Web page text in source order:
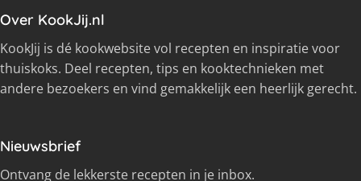
Over KookJij.nl
KookJij is dé kookwebsite vol recepten en inspiratie voor
thuiskoks. Deel recepten, tips en kooktechnieken met
andere bezoekers en vind gemakkelijk een heerlijk gerecht.
Nieuwsbrief
Ontvang de lekkerste recepten in je inbox.